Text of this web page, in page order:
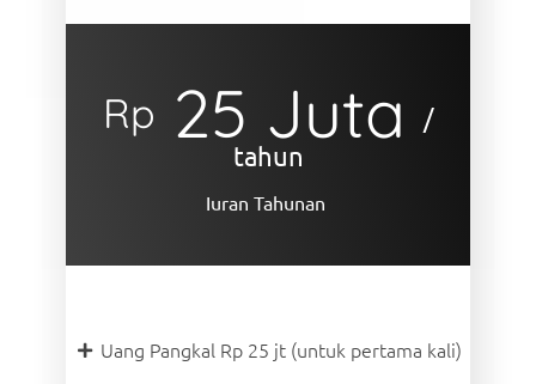
Rp 25 Juta
/
tahun
Iuran Tahunan
Uang Pangkal Rp 25 jt (untuk pertama kali)